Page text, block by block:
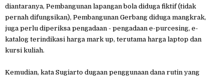
diantaranya, Pembangunan lapangan bola diduga fiktif (tidak
pernah difungsikan), Pembangunan Gerbang diduga mangkrak,
juga perlu diperiksa pengadaan - pengadaan e-purcesing, e-
katalog terindikasi harga mark up, terutama harga laptop dan
kursi kuliah.
Kemudian, kata Sugiarto dugaan penggunaan dana rutin yang